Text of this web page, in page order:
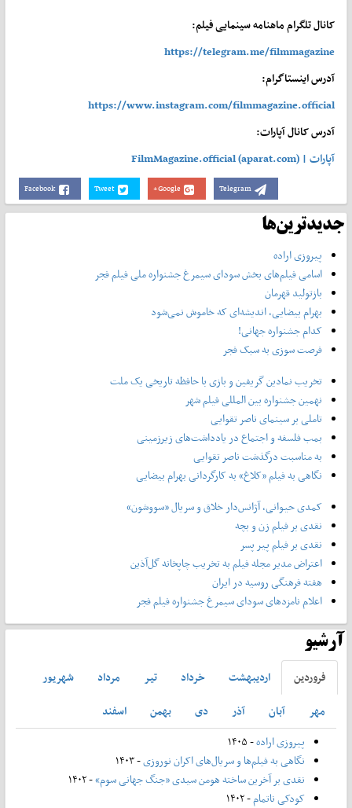
کانال تلگرام ماهنامه سینمایی فیلم:
https://telegram.me/filmmagazine
آدرس اینستاگرام:
https://www.instagram.com/filmmagazine.official
آدرس کانال آپارات:
آپارات | FilmMagazine.official (aparat.com)
Facebook Tweet Google+ Telegram
جدیدترین‌ها
پیروزی اراده
اسامی فیلم‌های بخش سودای سیمرغ جشنواره‌ ملی فیلم فجر
بازتولید قهرمان
بهرام بیضایی، اندیشه‌ای که خاموش نمی‌شود
کدام جشنواره جهانی!
فرصت سوزی به سبک فجر
تخریب نمادین گریفین و بازی با حافظه تاریخی یک ملت
نهمین جشنواره بین المللی فیلم شهر
تاملی بر سینمای ناصر تقوایی
بمب فلسفه و اجتماع در یادداشت‌های زیرزمینی
به مناسبت درگذشت ناصر تقوایی
نگاهی به فیلم «کلاغ» به کارگردانی بهرام بیضایی
کمدی حیوانی، آژانس‌دار خلاق و سریال «سووشون»
نقدی بر فیلم زن و بچه
نقدی بر فیلم پیر پسر
اعتراض مدیر مجله فیلم به تخریب چاپخانه گل‌آذین
هفته فرهنگی روسیه در ایران
اعلام نامزدهای سودای سیمرغ جشنواره فیلم فجر
آرشیو
فروردين ارديبهشت خرداد تير مرداد
شهريور
مهر
آبان آذر دی بهمن
اسفند
پیروزی اراده- ۱۴۰۵
نگاهی به فیلم‌ها و سریال‌های اکران نوروزی- ۱۴۰۳
نقدی بر آخرین ساخته هومن سیدی «جنگ جهانی سوم»- ۱۴۰۲
کودکی ناتمام- ۱۴۰۲